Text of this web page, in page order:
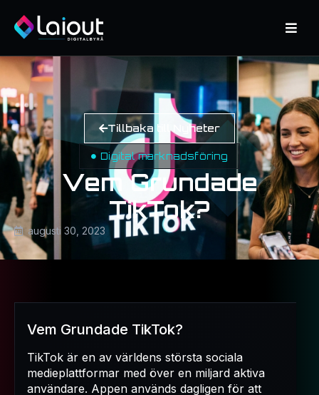
Tillbaka till Nyheter
Digital marknadsföring
Vem Grundade
TikTok?
augusti 30, 2023
Vem Grundade TikTok?
TikTok är en av världens största sociala
medieplattformar med över en miljard aktiva
användare. Appen används dagligen för att